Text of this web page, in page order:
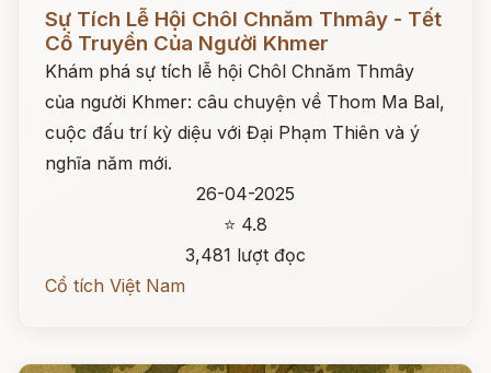
Sự Tích Lễ Hội Chôl Chnăm Thmây - Tết
Cổ Truyền Của Người Khmer
Khám phá sự tích lễ hội Chôl Chnăm Thmây
của người Khmer: câu chuyện về Thom Ma Bal,
cuộc đấu trí kỳ diệu với Đại Phạm Thiên và ý
nghĩa năm mới.
26-04-2025
⭐ 4.8
3,481 lượt đọc
Cổ tích Việt Nam